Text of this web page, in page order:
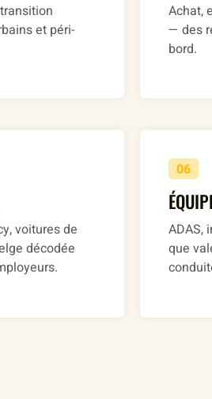
et péri-
Achat,
— des
bord.
voitures de
décodée
06
ADAS,
que